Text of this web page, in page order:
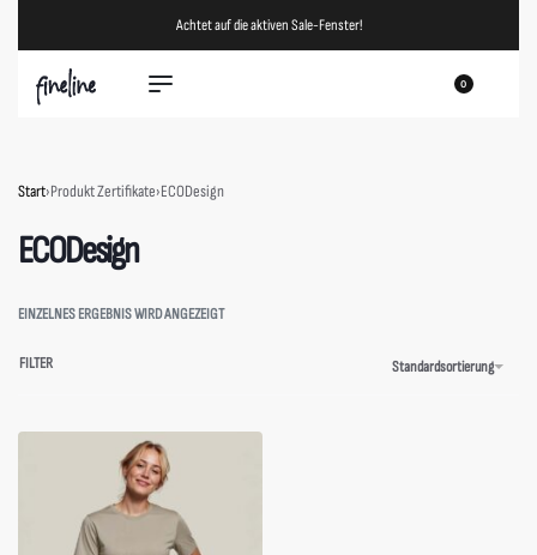
Achtet auf die aktiven Sale-Fenster!
0
Start›Produkt Zertifikate›ECODesign
ECODesign
EINZELNES ERGEBNIS WIRD ANGEZEIGT
Standardsortierung
FILTER